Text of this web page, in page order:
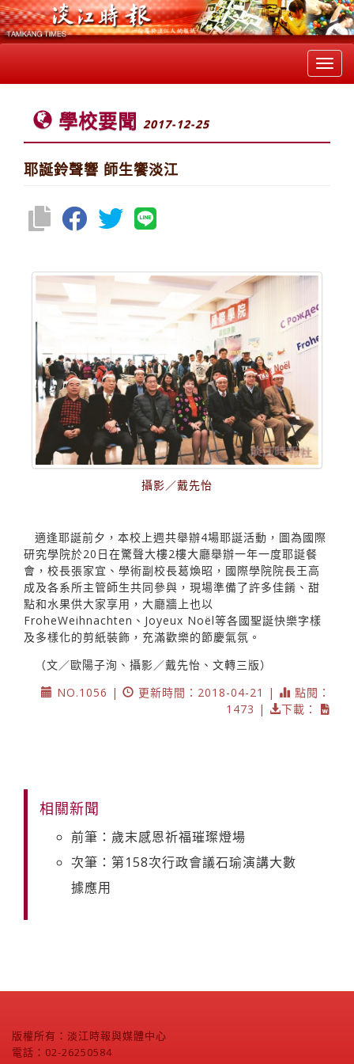
學校要聞 2017-12-25
耶誕鈴聲響 師生饗淡江
攝影／戴先怡
適逢耶誕前夕，本校上週共舉辦4場耶誕活動，圖為國際
研究學院於20日在驚聲大樓2樓大廳舉辦一年一度耶誕餐
會，校長張家宜、學術副校長葛煥昭，國際學院院長王高
成及各系所主管師生共同參與，現場準備了許多佳餚、甜
點和水果供大家享用，大廳牆上也以
FroheWeihnachten、Joyeux Noël等各國聖誕快樂字樣
及多樣化的剪紙裝飾，充滿歡樂的節慶氣氛。
（文／歐陽子洵、攝影／戴先怡、文轉三版）
NO.1056 |
更新時間：2018-04-21 |
點閱：
1473 |
下載：
相關新聞
前筆：歲末感恩祈福璀璨燈場
次筆：第158次行政會議石瑜演講大數
據應用
版權所有：淡江時報與媒體中心
電話：02-26250584